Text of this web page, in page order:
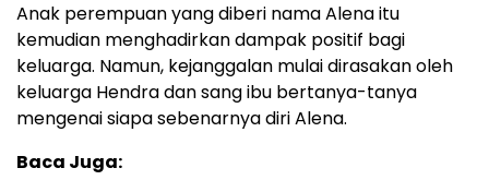
Anak perempuan yang diberi nama Alena itu
kemudian menghadirkan dampak positif bagi
keluarga. Namun, kejanggalan mulai dirasakan oleh
keluarga Hendra dan sang ibu bertanya-tanya
mengenai siapa sebenarnya diri Alena.
Baca Juga: